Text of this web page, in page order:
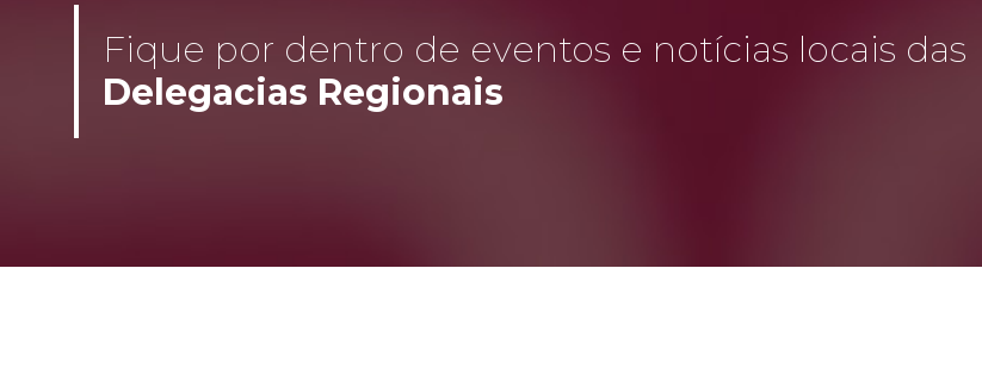
Fique por dentro de eventos e notícias locais das
Delegacias Regionais